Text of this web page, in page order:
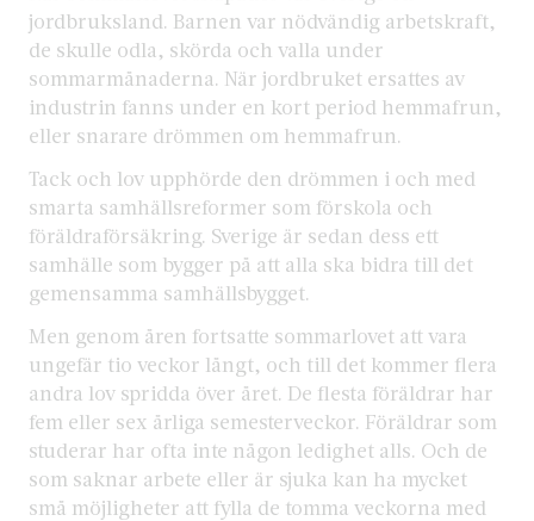
jordbruksland. Barnen var nödvändig arbetskraft,
de skulle odla, skörda och valla under
sommarmånaderna. När jordbruket ersattes av
industrin fanns under en kort period hemmafrun,
eller snarare drömmen om hemmafrun.
Tack och lov upphörde den drömmen i och med
smarta samhällsreformer som förskola och
föräldraförsäkring. Sverige är sedan dess ett
samhälle som bygger på att alla ska bidra till det
gemensamma samhällsbygget.
Men genom åren fortsatte sommarlovet att vara
ungefär tio veckor långt, och till det kommer flera
andra lov spridda över året. De flesta föräldrar har
fem eller sex årliga semesterveckor. Föräldrar som
studerar har ofta inte någon ledighet alls. Och de
som saknar arbete eller är sjuka kan ha mycket
små möjligheter att fylla de tomma veckorna med